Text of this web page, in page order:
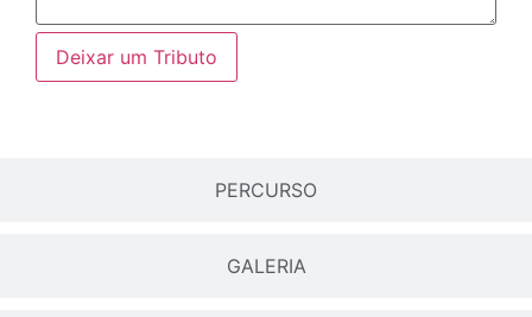
PERCURSO
GALERIA
Deixar um Tributo
Envie Flores
Neste Formulário, você paga de imediato
com Paypal
Ramo de Flores